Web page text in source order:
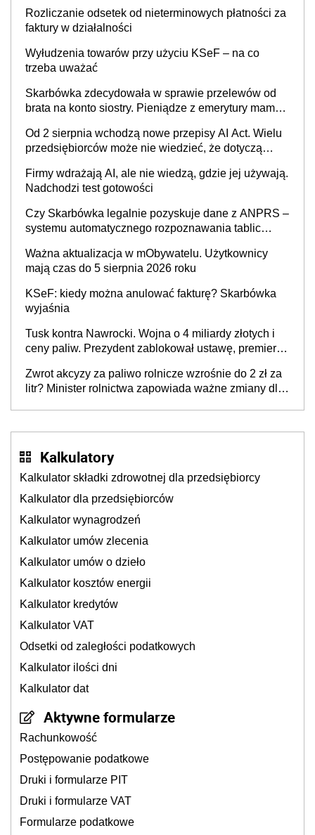
Rozliczanie odsetek od nieterminowych płatności za
faktury w działalności
Wyłudzenia towarów przy użyciu KSeF – na co
trzeba uważać
Skarbówka zdecydowała w sprawie przelewów od
brata na konto siostry. Pieniądze z emerytury mamy
będzie
Od 2 sierpnia wchodzą nowe przepisy AI Act. Wielu
przedsiębiorców może nie wiedzieć, że dotyczą
Firmy wdrażają AI, ale nie wiedzą, gdzie jej używają.
Nadchodzi test gotowości
Czy Skarbówka legalnie pozyskuje dane z ANPRS –
systemu automatycznego rozpoznawania tablic
Ważna aktualizacja w mObywatelu. Użytkownicy
mają czas do 5 sierpnia 2026 roku
KSeF: kiedy można anulować fakturę? Skarbówka
wyjaśnia
Tusk kontra Nawrocki. Wojna o 4 miliardy złotych i
ceny paliw. Prezydent zablokował ustawę, premier
kierowców”
Zwrot akcyzy za paliwo rolnicze wzrośnie do 2 zł za
litr? Minister rolnictwa zapowiada ważne zmiany dla
Kalkulatory
Kalkulator składki zdrowotnej dla przedsiębiorcy
Kalkulator dla przedsiębiorców
Kalkulator wynagrodzeń
Kalkulator umów zlecenia
Kalkulator umów o dzieło
Kalkulator kosztów energii
Kalkulator kredytów
Kalkulator VAT
Odsetki od zaległości podatkowych
Kalkulator ilości dni
Kalkulator dat
Aktywne formularze
Rachunkowość
Postępowanie podatkowe
Druki i formularze PIT
Druki i formularze VAT
Formularze podatkowe